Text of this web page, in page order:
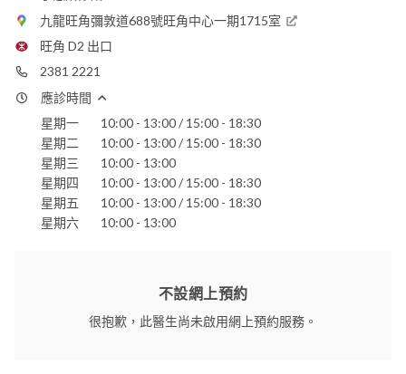
九龍旺角彌敦道688號旺角中心一期1715室
旺角 D2 出口
2381 2221
應診時間
星期一
10:00 - 13:00 / 15:00 - 18:30
星期二
10:00 - 13:00 / 15:00 - 18:30
星期三
10:00 - 13:00
星期四
10:00 - 13:00 / 15:00 - 18:30
星期五
10:00 - 13:00 / 15:00 - 18:30
星期六
10:00 - 13:00
不設網上預約
很抱歉，此醫生尚未啟用網上預約服務。